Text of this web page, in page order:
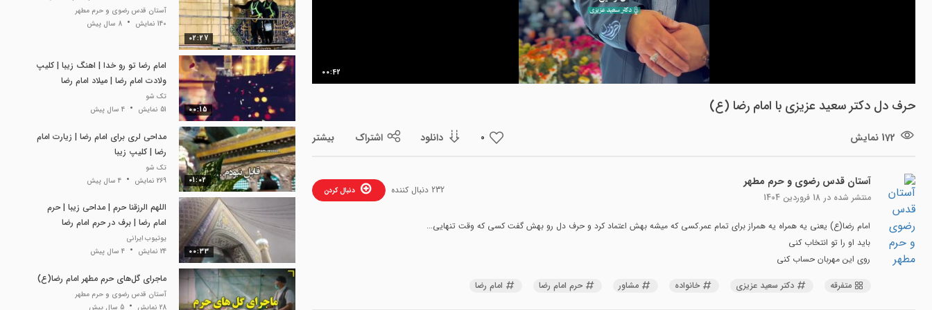
ویدیو
00:42
حرف دل دکتر سعید عزیزی با امام رضا (ع)
172 نمایش 0 دانلود اشتراک بیشتر
آستان قدس رضوی و حرم مطهر
منتشر شده در 18 فروردین 1404
دنبال کردن 232 دنبال کننده
امام رضا(ع) یعنی یه همراه یه همراز برای تمام عمر.کسی که میشه بهش اعتماد کرد و حرف دل رو بهش گفت کسی که وقت تنهایی...
باید او را تو انتخاب کنی
روی این مهربان حساب کنی
متفرقه
دکتر سعید عزیزی خانواده مشاور حرم امام رضا امام رضا
02:27
آستان قدس رضوی و حرم مطهر
140 نمایش
8 سال پیش
00:15
امام رضا تو رو خدا | اهنگ زیبا | کلیپ
ولادت امام رضا | میلاد امام رضا
تک شو
51 نمایش
4 سال پیش
01:02
مداحی لری برای امام رضا | زیارت امام
رضا | کلیپ زیبا
تک شو
269 نمایش
4 سال پیش
00:33
اللهم الرزقنا حرم | مداحی زیبا | حرم
امام رضا | برف در حرم امام رضا
یوتیوب ایرانی
24 نمایش
4 سال پیش
ماجرای گل‌های حرم مطهر امام رضا(ع)
آستان قدس رضوی و حرم مطهر
28 نمایش
5 سال پیش